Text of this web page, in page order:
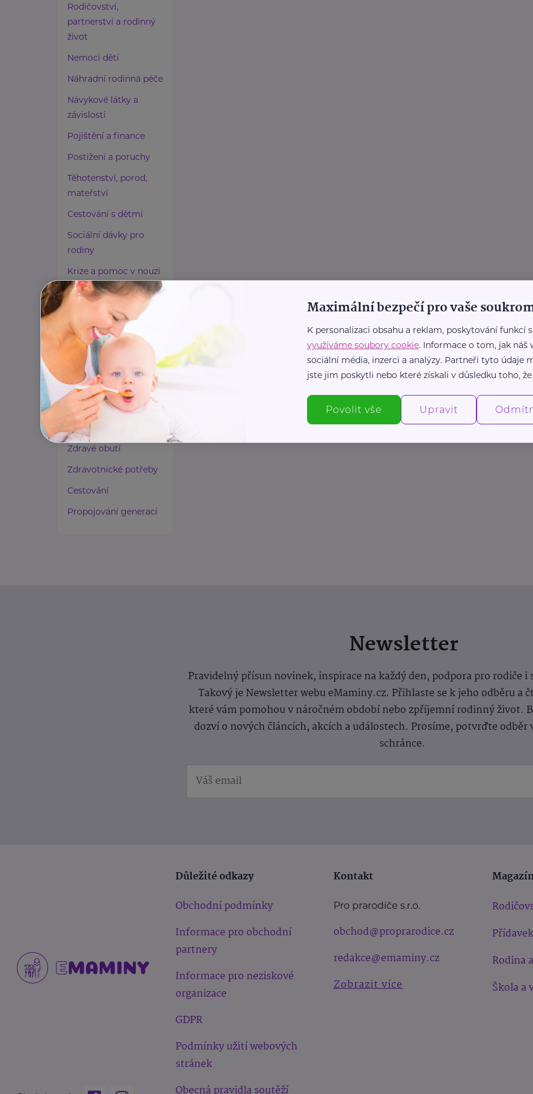
Rodičovství,
partnerství a rodinný
život
Nemoci dětí
Náhradní rodinná péče
Návykové látky a
závislosti
Pojištění a finance
Postižení a poruchy
Těhotenství, porod,
mateřství
Cestování s dětmi
Sociální dávky pro
rodiny
Krize a pomoc v nouzi
Paliativní péče
Rady a tipy
Harmonie duše a těla
Zaměstnávání osob ze
zdravotním
postižením
Lázeňství a wellness
Zdravé spaní a sezení
Zdravé obutí
Zdravotnické potřeby
Cestování
Propojování generací
Newsletter
Pravidelný přísun novinek, inspirace na každý den, podpora pro rodiče
Takový je Newsletter webu eMaminy.cz. Přihlaste se k jeho odběru a
které vám pomohou v náročném období nebo zpříjemní rodinný život.
dozví o nových článcích, akcích a událostech. Prosíme, potvrďte odběr
schránce.
Důležité odkazy
Obchodní podmínky
Informace pro obchodní
partnery
Informace pro neziskové
organizace
GDPR
Podmínky užití webových
stránek
Obecná pravidla soutěží
Kontakt
Pro prarodiče s.r.o.
obchod@proprarodice.cz
redakce@emaminy.cz
Zobrazit více
Rodina
Škola a
Maximální bezpečí pro vaše
K personalizaci obsahu a reklam, poskytování funkcí
využíváme soubory cookie. Informace o tom, jak náš
sociální média, inzerci a analýzy. Partneři tyto
jste jim poskytli nebo které získali v důsledku toho,
Povolit vše Upravit